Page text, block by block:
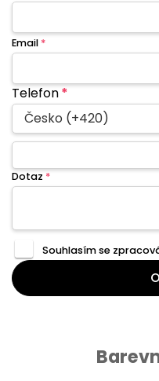
Email *
Telefon*
Česko (+420)
Dotaz *
Souhlasím se